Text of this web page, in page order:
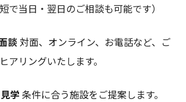
で当日・翌日のご相談も可能です）
談対面、オンライン、お電話など、ご
アリングいたします。
学条件に合う施設をご提案します。